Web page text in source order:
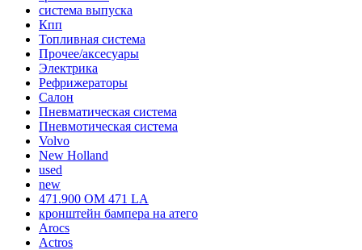
система выпуска
Кпп
Топливная система
Прочее/аксесуары
Электрика
Рефрижераторы
Салон
Пневматическая система
Пневмотическая система
Volvo
New Holland
used
new
471.900 OM 471 LA
кронштейн бампера на атего
Arocs
Actros